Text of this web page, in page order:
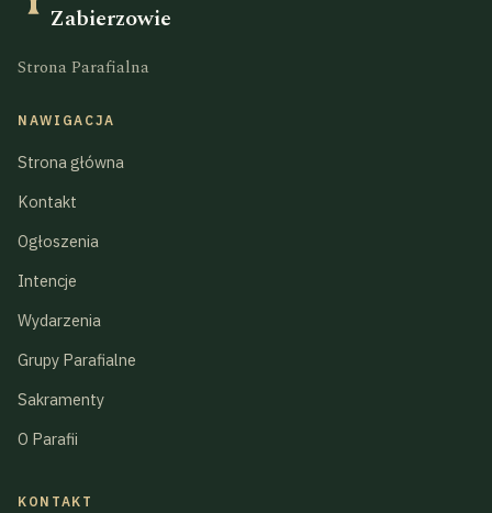
Zabierzowie
Strona Parafialna
NAWIGACJA
Strona główna
Kontakt
Ogłoszenia
Intencje
Wydarzenia
Grupy Parafialne
Sakramenty
O Parafii
KONTAKT